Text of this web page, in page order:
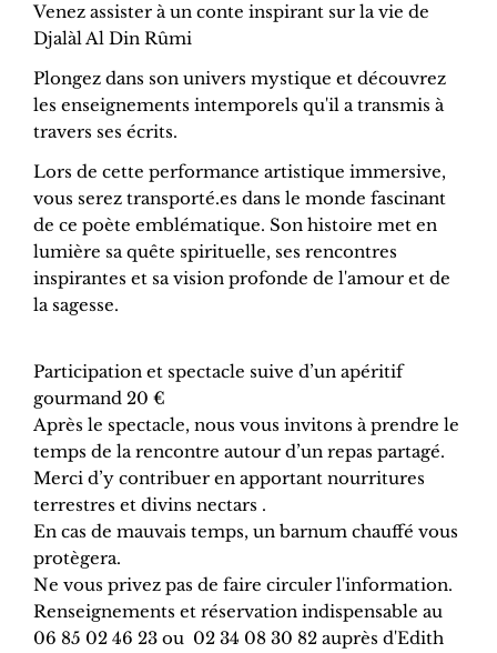
Venez assister à un conte inspirant sur la vie de
Djalàl Al Din Rûmi
Plongez dans son univers mystique et découvrez
les enseignements intemporels qu'il a transmis à
travers ses écrits.
Lors de cette performance artistique immersive,
vous serez transporté.es dans le monde fascinant
de ce poète emblématique. Son histoire met en
lumière sa quête spirituelle, ses rencontres
inspirantes et sa vision profonde de l'amour et de
la sagesse.
Participation et spectacle suive d’un apéritif
gourmand 20 €
Après le spectacle, nous vous invitons à prendre le
temps de la rencontre autour d’un repas partagé.
Merci d’y contribuer en apportant nourritures
terrestres et divins nectars .
En cas de mauvais temps, un barnum chauffé vous
protègera.
Ne vous privez pas de faire circuler l'information.
Renseignements et réservation indispensable au
06 85 02 46 23 ou 02 34 08 30 82 auprès d'Edith